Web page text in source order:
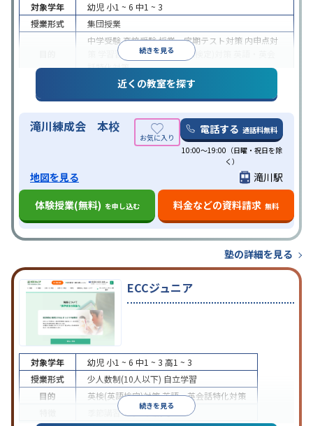
続きを見る
対象学年 幼児 小1 ~ 6 中1 ~ 3
授業形式
集団授業
中学受験高校受験授業・定期テスト対策 内申点対
学習習慣の定着英検(英語検定)対策
話特化対策
特徴
中高一貫校生に対応入塾に学力基準あり
学習にPC・タブレットを利用1科目から受
講可能季節講習のみの受講可自習室あり
近くの教室を探す
滝川練成会 本校 電話する 通話料無料
10:00〜19:00（日曜・祝日を除
く）
地図を見る
滝川駅
体験授業(無料) を申し込む 料金などの資料請求 無料
塾の詳細を見る
ECCジュニア
続きを見る
対象学年 幼児 小1 ~ 6 中1 ~ 3 高1 ~ 3
授業形式
少人数制(10人以下) 自立学習
目的
英検(英語検定)対策英語・英会話特化対策
季節講習のみの受講可